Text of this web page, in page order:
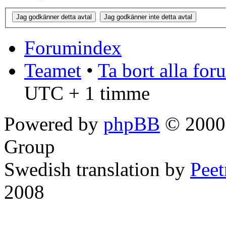
Forumindex
Teamet • Ta bort alla
UTC + 1 timme
Powered by phpBB ©
Group
Swedish translation by
2008